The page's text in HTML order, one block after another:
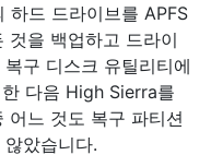
하드 드라이브를 APFS
것을 백업하고 드라이
구 디스크 유틸리티에
다음 High Sierra를
어느 것도 복구 파티션
았습니다.